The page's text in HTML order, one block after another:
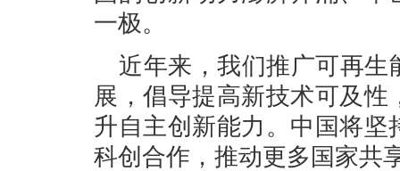
一极。
近年来，我们推广可再
展，倡导提高新技术可及
升自主创新能力。中国将
科创合作，推动更多国家共